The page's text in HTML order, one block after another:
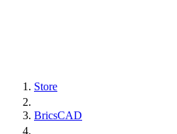
Store
BricsCAD